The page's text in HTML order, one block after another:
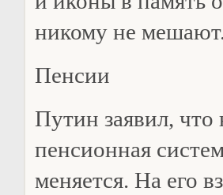
никому не
Пенсии
Путин заявил, что
пенсионная
меняется. На его